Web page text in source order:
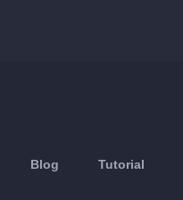
Blog Tutorial